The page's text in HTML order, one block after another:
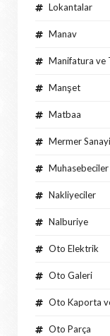
Lokantalar
Manav
Manifatura ve
Manşet
Matbaa
Mermer
Muhasebeciler
Nakliyeciler
Nalburiye
Oto Elektrik
Oto Galeri
Oto Kaporta
Oto Parça